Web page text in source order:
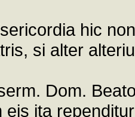
hic
si alter
Dom.
eis ita